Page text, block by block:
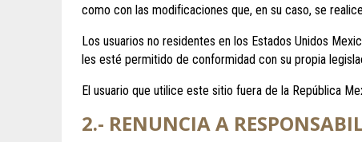
como con las modificaciones que, en su caso, se
Los usuarios no residentes en los Estados Unidos
les esté permitido de conformidad con su propia
El usuario que utilice este sitio fuera de la República
2.- RENUNCIA A